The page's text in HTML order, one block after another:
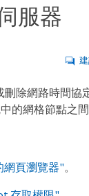
服器
除網路時間協
的網格節點之
網頁瀏覽器"。